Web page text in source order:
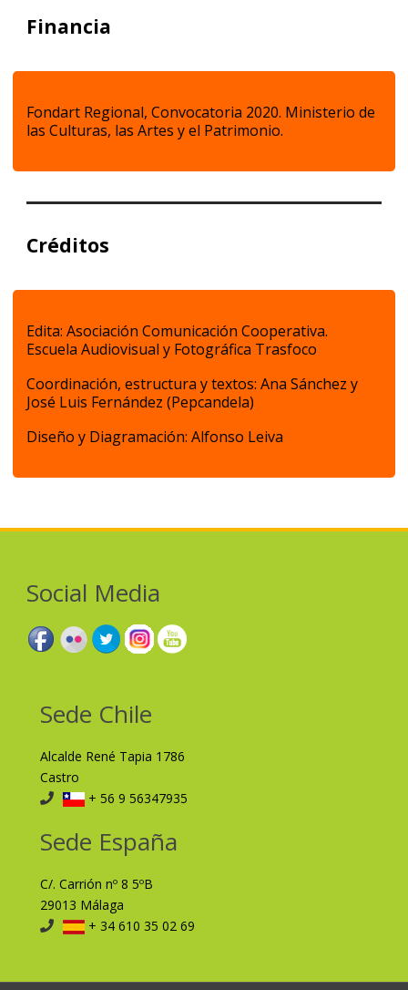
Financia
Fondart Regional, Convocatoria 2020. Ministerio de
las Culturas, las Artes y el Patrimonio.
Créditos
Edita: Asociación Comunicación Cooperativa.
Escuela Audiovisual y Fotográfica Trasfoco
Coordinación, estructura y textos: Ana Sánchez y
José Luis Fernández (Pepcandela)
Diseño y Diagramación: Alfonso Leiva
Social Media
Sede Chile
Alcalde René Tapia 1786
Castro
+ 56 9 56347935
Sede España
C/. Carrión nº 8 5ºB
29013 Málaga
+ 34 610 35 02 69